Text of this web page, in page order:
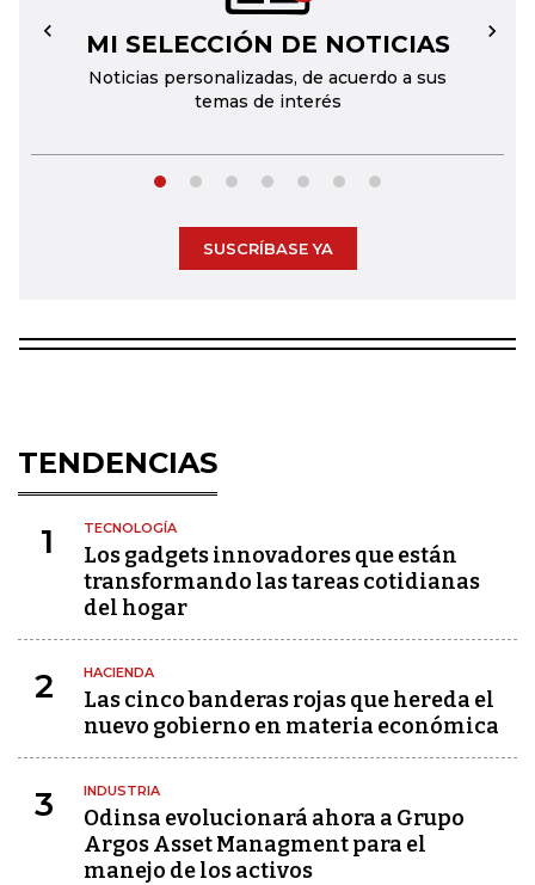
MI SELECCIÓN DE NOTICIAS
Noticias personalizadas, de acuerdo a sus
temas de interés
← →
SUSCRÍBASE YA
TENDENCIAS
1 TECNOLOGÍA
Los gadgets innovadores que están
transformando las tareas cotidianas
del hogar
2 HACIENDA
Las cinco banderas rojas que hereda el
nuevo gobierno en materia económica
3 INDUSTRIA
Odinsa evolucionará ahora a Grupo
Argos Asset Managment para el
manejo de los activos